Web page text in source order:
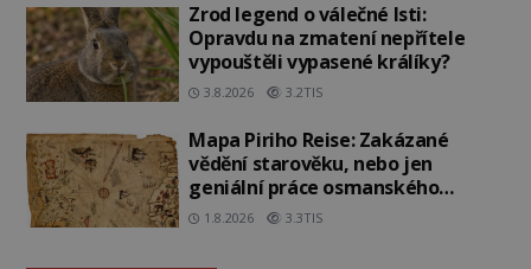
Zrod legend o válečné lsti:
Opravdu na zmatení nepřítele
vypouštěli vypasené králíky?
3.8.2026 3.2TIS
Mapa Piriho Reise: Zakázané
vědění starověku, nebo jen
geniální práce osmanského
admirála?
1.8.2026 3.3TIS